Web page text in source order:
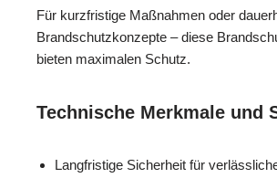
Für kurzfristige Maßnahmen oder
Brandschutzkonzepte – diese
bieten maximalen Schutz.
Technische Merkmale und
Langfristige Sicherheit für